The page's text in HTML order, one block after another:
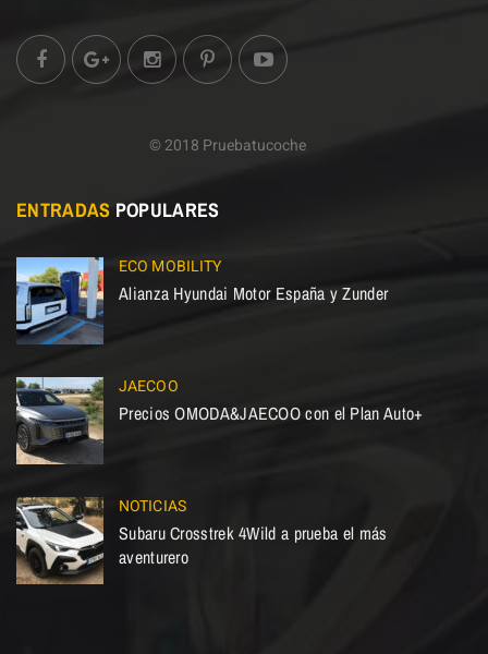
© 2018 Pruebatucoche
ENTRADAS POPULARES
ECO MOBILITY
Alianza Hyundai Motor España y Zunder
JAECOO
Precios OMODA&JAECOO con el Plan Auto+
NOTICIAS
Subaru Crosstrek 4Wild a prueba el más
aventurero